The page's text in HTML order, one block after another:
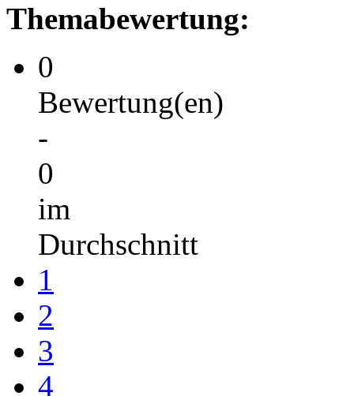
Themabewertung:
0
Bewertung(en)
-
0
im
Durchschnitt
1
2
3
4